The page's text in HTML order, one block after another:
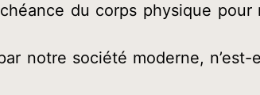
du corps physique
notre société moderne,